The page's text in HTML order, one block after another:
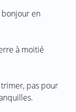
bonjour en
à moitié
trimer, pas pour